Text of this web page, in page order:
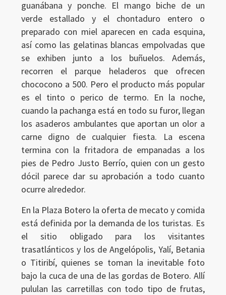
guanábana y ponche. El mango biche de un
verde estallado y el chontaduro entero o
preparado con miel aparecen en cada esquina,
así como las gelatinas blancas empolvadas que
se exhiben junto a los buñuelos. Además,
recorren el parque heladeros que ofrecen
chococono a 500. Pero el producto más popular
es el tinto o perico de termo. En la noche,
cuando la pachanga está en todo su furor, llegan
los asaderos ambulantes que aportan un olor a
carne digno de cualquier fiesta. La escena
termina con la fritadora de empanadas a los
pies de Pedro Justo Berrío, quien con un gesto
dócil parece dar su aprobación a todo cuanto
ocurre alrededor.
En la Plaza Botero la oferta de mecato y comida
está definida por la demanda de los turistas. Es
el sitio obligado para los visitantes
trasatlánticos y los de Angelópolis, Yalí, Betania
o Titiribí, quienes se toman la inevitable foto
bajo la cuca de una de las gordas de Botero. Allí
pululan las carretillas con todo tipo de frutas,
Ingresar